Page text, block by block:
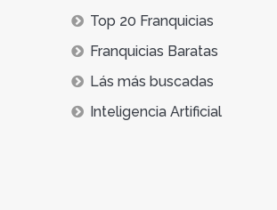
Top 20 Franquicias
Franquicias Baratas
Lás más buscadas
Inteligencia Artificial